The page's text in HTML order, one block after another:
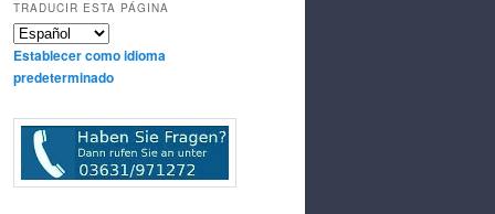
TRADUCIR ESTA PÁGINA
Establecer como idioma
predeterminado